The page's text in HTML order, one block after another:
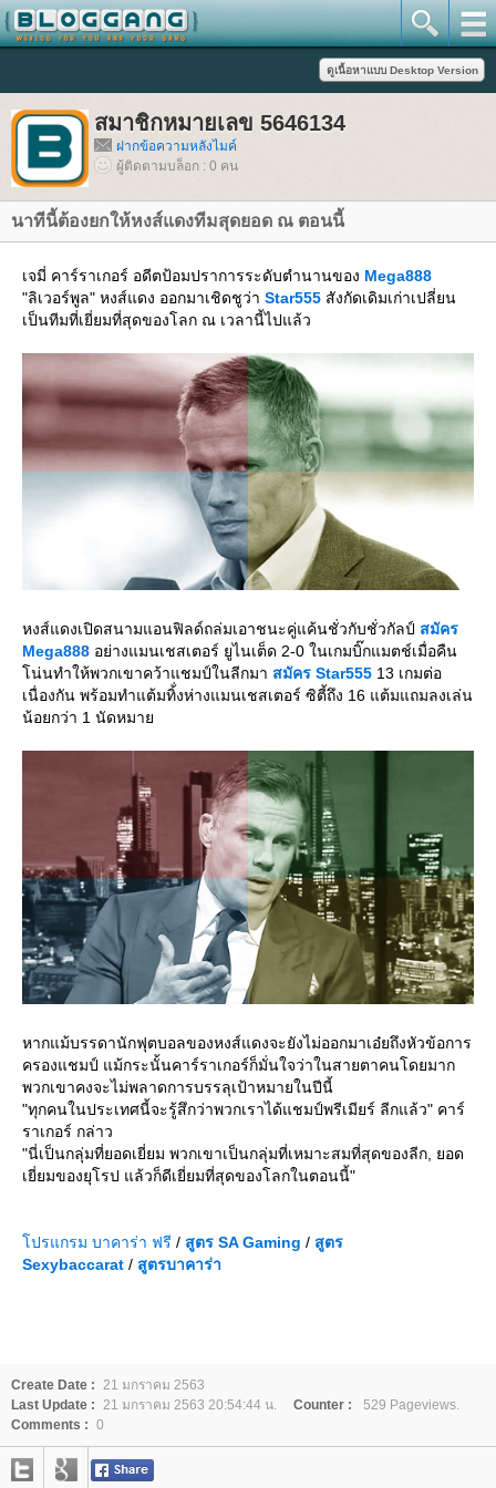
สมาชิกหมายเลข 5646134
ฝากข้อความหลังไมค์
ผู้ติดตามบล็อก : 0 คน
นาทีนี้ต้องยกให้หงส์แดงทีมสุดยอด ณ ตอนนี้
เจมี่ คาร์ราเกอร์ อดีตป้อมปราการระดับตำนานของ Mega888
"ลิเวอร์พูล" หงส์แดง ออกมาเชิดชูว่า Star555 สังกัดเดิมเก่าเปลี่ยน
เป็นทีมที่เยี่ยมที่สุดของโลก ณ เวลานี้ไปแล้ว
หงส์แดงเปิดสนามแอนฟิลด์ถล่มเอาชนะคู่แค้นชั่วกับชั่วกัลป์ สมัคร
Mega888 อย่างแมนเชสเตอร์ ยูไนเต็ด 2-0 ในเกมบิ๊กแมตช์เมื่อคืน
น่นทำให้พวกเขาคว้าแชมป์ในลีกมา สมัคร Star555 13 เกมต่อ
เนื่องกัน พร้อมทำแต้มทิ้่งห่างแมนเชสเตอร์ ซิตี้ถึง 16 แต้มแถมลงเล่น
น้อยกว่า 1 นัดหมา
หากแม้บรรดานักฟุตบอลของหงส์แดงจะยังไม่ออกมาเอ๋ยถึงหัวข้อการ
ครองแชมป์ แม้กระนั้นคาร์ราเกอร์ก็มั่นใจว่าในสายตาคนโดยมาก
พวกเขาคงจะไม่พลาดการบรรลุเป้าหมายในปีนี้
"ทุกคนในประเทศนี้จะรู้สึกว่าพวกเราได้แชมป์พรีเมียร์ ลีกแล้ว" คาร์
ราเกอร์ กล่าว
"นี่เป็นกลุ่มที่ยอดเยี่ยม พวกเขาเป็นกลุ่มที่เหมาะสมที่สุดของลีก, ยอด
เยี่ยมของยุโรป แล้วก็ดีเยี่ยมที่สุดของโลกในตอนนี้"
ปรแกรม บาคาร่า ฟรี / สูตร SA Gaming / สูตร
Sexybaccarat / สูตรบาคาร่า
Create Date : 21 มกราคม 2563
Last Update : 21 มกราคม 2563 20:54:44 น. Counter :
529 Pageviews.
Comments : 0